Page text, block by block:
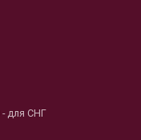
- для СНГ